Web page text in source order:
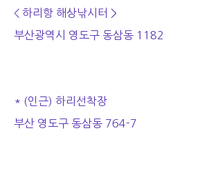
< 하리항 해상낚시터 >
부산광역시 영도구 동삼동 1182
* (인근) 하리선착장
부산 영도구 동삼동 764-7